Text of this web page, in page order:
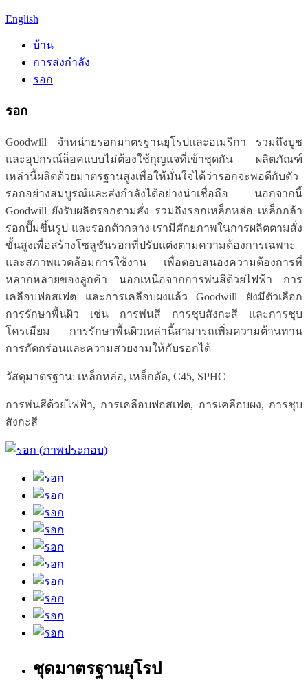
English
บ้าน
การส่งกำลัง
รอก
รอก
Goodwill จำหน่ายรอกมาตรฐานยุโรปและอเมริกา รวมถึงบูช
และอุปกรณ์ล็อคแบบไม่ต้องใช้กุญแจที่เข้าชุดกัน ผลิตภัณฑ์
เหล่านี้ผลิตด้วยมาตรฐานสูงเพื่อให้มั่นใจได้ว่ารอกจะพอดีกับตัว
รอกอย่างสมบูรณ์และส่งกำลังได้อย่างน่าเชื่อถือ นอกจากนี้
Goodwill ยังรับผลิตรอกตามสั่ง รวมถึงรอกเหล็กหล่อ เหล็กกล้า
รอกปั๊มขึ้นรูป และรอกตัวกลาง เรามีศักยภาพในการผลิตตามสั่ง
ขั้นสูงเพื่อสร้างโซลูชันรอกที่ปรับแต่งตามความต้องการเฉพาะ
และสภาพแวดล้อมการใช้งาน เพื่อตอบสนองความต้องการที่
หลากหลายของลูกค้า นอกเหนือจากการพ่นสีด้วยไฟฟ้า การ
เคลือบฟอสเฟต และการเคลือบผงแล้ว Goodwill ยังมีตัวเลือก
การรักษาพื้นผิว เช่น การพ่นสี การชุบสังกะสี และการชุบ
โครเมียม การรักษาพื้นผิวเหล่านี้สามารถเพิ่มความต้านทาน
การกัดกร่อนและความสวยงามให้กับรอกได้
วัสดุมาตรฐาน: เหล็กหล่อ, เหล็กดัด, C45, SPHC
การพ่นสีด้วยไฟฟ้า, การเคลือบฟอสเฟต, การเคลือบผง, การชุบ
สังกะสี
ชุดมาตรฐานยุโรป